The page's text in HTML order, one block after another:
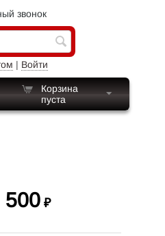
звонок
| Войти
Корзина
пуста
500 ₽